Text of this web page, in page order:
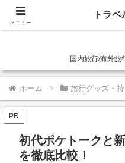
トラベ
国内旅行/海外旅
ホーム 旅行グッズ・
PR
初代ポケトークと
を徹底比較！
メニュー
トラ